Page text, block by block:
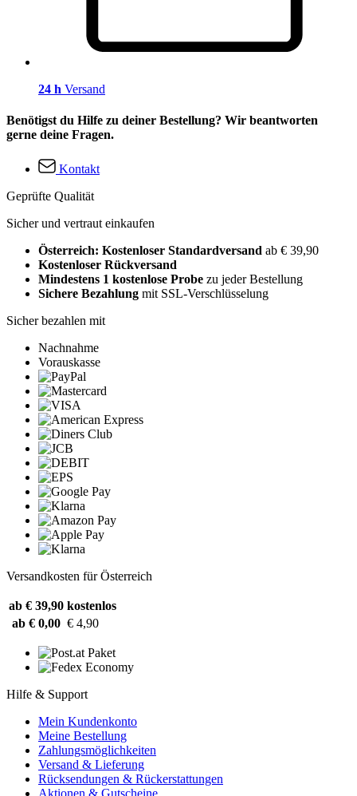
24 h Versand
Benötigst du Hilfe zu deiner Bestellung? Wir beantworten
gerne deine Fragen.
Kontakt
Geprüfte Qualität
Sicher und vertraut einkaufen
Österreich: Kostenloser Standardversand ab € 39,90
Kostenloser Rückversand
Mindestens 1 kostenlose Probe zu jeder Bestellung
Sichere Bezahlung mit SSL-Verschlüsselung
Sicher bezahlen mit
Nachnahme
Vorauskasse
Versandkosten für Österreich
ab € 39,90 kostenlos
ab € 0,00 € 4,90
Hilfe & Support
Mein Kundenkonto
Meine Bestellung
Zahlungsmöglichkeiten
Versand & Lieferung
Rücksendungen & Rückerstattungen